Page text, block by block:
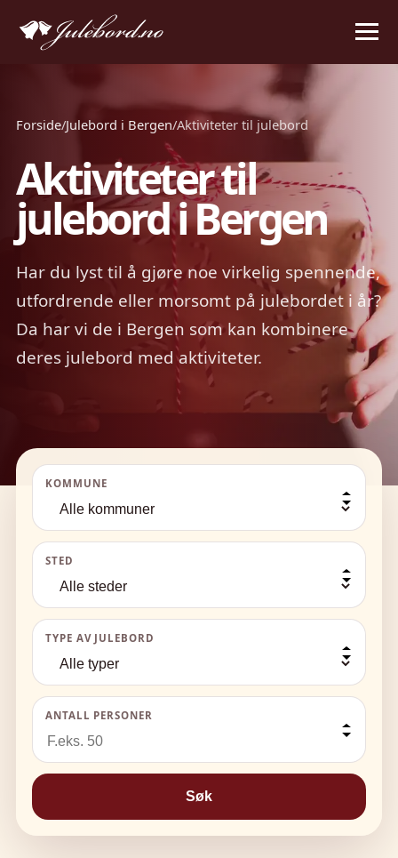
Forside/Julebord i Bergen/Aktiviteter til julebord
Aktiviteter til
julebord i Bergen
Har du lyst til å gjøre noe virkelig spennende,
utfordrende eller morsomt på julebordet i år?
Da har vi de i Bergen som kan kombinere
deres julebord med aktiviteter.
KOMMUNE
STED
TYPE AV JULEBORD
ANTALL PERSONER
Søk